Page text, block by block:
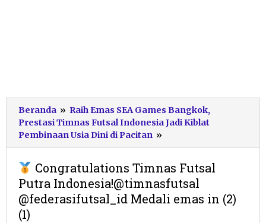
Beranda » Raih Emas SEA Games Bangkok,
Prestasi Timnas Futsal Indonesia Jadi Kiblat
Pembinaan Usia Dini di Pacitan »
Congratulations
Futsal
Putra
@federasifutsal_id
Congratulations Timnas Futsal
Putra Indonesia!@timnasfutsal
@federasifutsal_id Medali emas in (2)
(1)